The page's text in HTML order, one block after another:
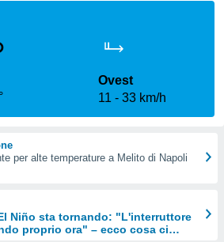
Ovest
11
33 km/h
per alte temperature a Melito di Napoli
Niño sta tornando: "L'interruttore
proprio ora" – ecco cosa ci